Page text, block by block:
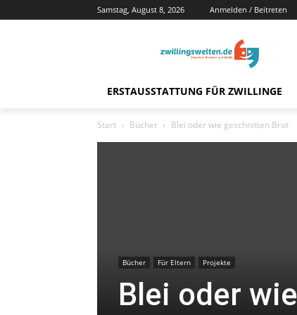
Samstag, August 8, 2026 Anmelden / Beitreten
ERSTAUSSTATTUNG FÜR ZWILLINGE
Start Bücher Blei oder wie geschnitten Brot
Bücher Für Eltern Projekte
Blei oder